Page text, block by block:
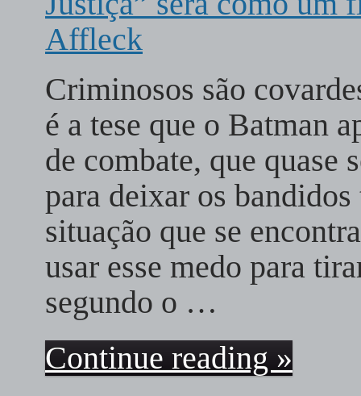
Criminosos são
é a tese que o Batman
de combate, que quase
para deixar os
situação que se
usar esse medo para
segundo o …
Continue reading »